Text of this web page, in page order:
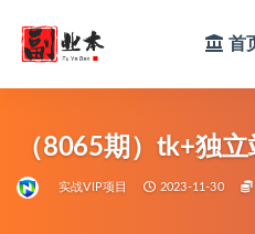
首
（8065期）tk+独
实战VIP项目 2023-11-30